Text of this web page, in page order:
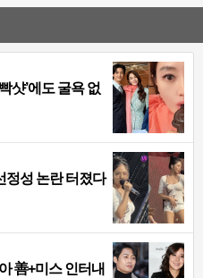
샷’에도 굴욕 없
성 논란 터졌다
善+미스 인터내